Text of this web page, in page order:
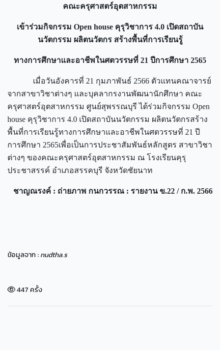
คณะครุศาสตร์อุตสาหกรรม
เข้าร่วมกิจกรรม Open house คุรุวิชาการ 4.0 เปิดสถาบัน
นวัตกรรม ผลิตนวัตกร สร้างพื้นที่การเรียนรู้
ทางการศึกษาและอาชีพในศตวรรษที่ 21 ปีการศึกษา 2565
เมื่อวันอังคารที่ 21 กุมภาพันธ์ 2566 ตัวแทนคณาจารย์
จากสาขาวิชาต่างๆ และบุคลากรงานพัฒนานักศึกษา คณะ
ครุศาสตร์อุตสาหกรรม ศูนย์สุพรรณบุรี ได้ร่วมกิจกรรม Open
house คุรุวิชาการ 4.0 เปิดสถาบันนวัตกรรม ผลิตนวัตกรสร้าง
พื้นที่การเรียนรู้ทางการศึกษาและอาชีพในศตวรรษที่ 21 ปี
การศึกษา 2565เพื่อเป็นการประชาสัมพันธ์หลักสูตร สาขาวิชา
ต่างๆ ของคณะครุศาสตร์อุตสาหกรรม ณ โรงเรียนคุรุ
ประชาสรรค์ อำเภอสรรคบุรี จังหวัดชัยนาท
ชาญณรงค์ : ถ่ายภาพ กนกวรรณ : รายงานข.22 / ก.พ. 2566
ข้อมูลจาก :nudtha.s
447 ครั้ง